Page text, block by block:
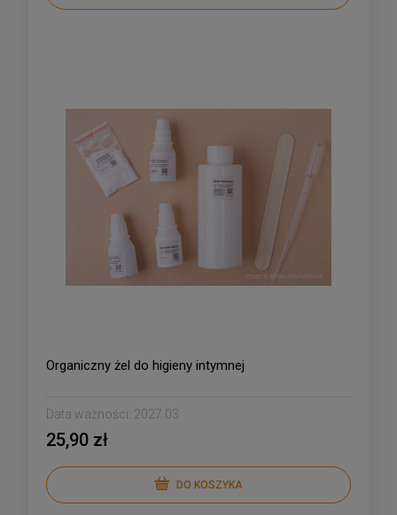
Organiczny żel do higieny intymnej
Data ważności: 2027.03
25,90 zł
DO KOSZYKA